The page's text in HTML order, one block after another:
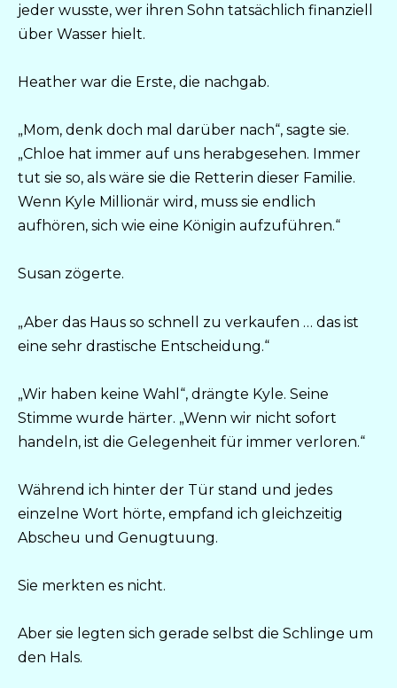
jeder wusste, wer ihren Sohn tatsächlich finanziell
über Wasser hielt.
Heather war die Erste, die nachgab.
„Mom, denk doch mal darüber nach“, sagte sie.
„Chloe hat immer auf uns herabgesehen. Immer
tut sie so, als wäre sie die Retterin dieser Familie.
Wenn Kyle Millionär wird, muss sie endlich
aufhören, sich wie eine Königin aufzuführen.“
Susan zögerte.
„Aber das Haus so schnell zu verkaufen … das ist
eine sehr drastische Entscheidung.“
„Wir haben keine Wahl“, drängte Kyle. Seine
Stimme wurde härter. „Wenn wir nicht sofort
handeln, ist die Gelegenheit für immer verloren.“
Während ich hinter der Tür stand und jedes
einzelne Wort hörte, empfand ich gleichzeitig
Abscheu und Genugtuung.
Sie merkten es nicht.
Aber sie legten sich gerade selbst die Schlinge um
den Hals.